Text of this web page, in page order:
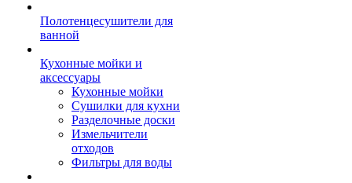
Полотенцесушители для
ванной
Кухонные мойки и
аксессуары
Кухонные мойки
Сушилки для кухни
Разделочные доски
Измельчители
отходов
Фильтры для воды